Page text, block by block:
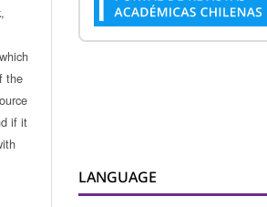
the
if it
LANGUAGE